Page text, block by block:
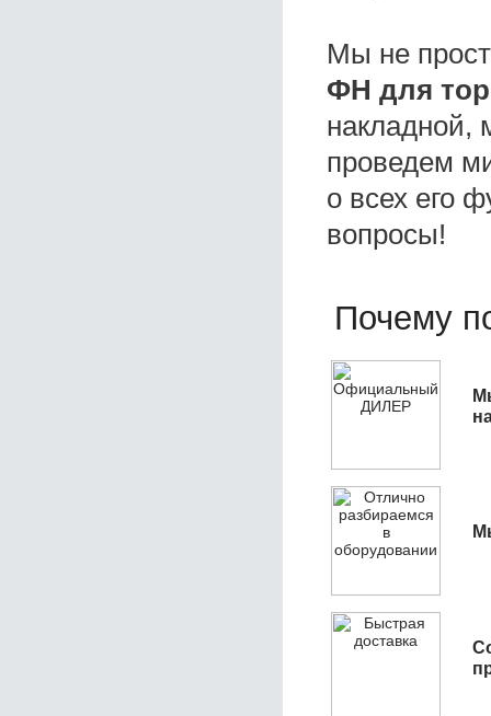
Мы не
ФН для
накладной,
проведем
о всех его
вопросы!
Почему